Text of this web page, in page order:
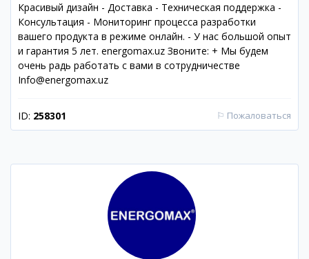
Красивый дизайн - Доставка - Техническая поддержка -
Консультация - Мониторинг процесса разработки
вашего продукта в режиме онлайн. - У нас большой опыт
и гарантия 5 лет. energomax.uz Звоните: + Мы будем
очень радь работать с вами в сотрудничестве
Info@energomax.uz
ID: 258301 ⚐ Пожаловаться